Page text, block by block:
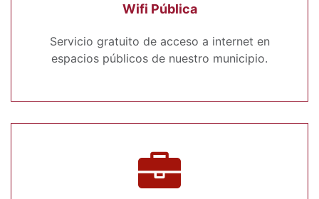
Wifi Pública
Servicio gratuito de acceso a internet en
espacios públicos de nuestro municipio.